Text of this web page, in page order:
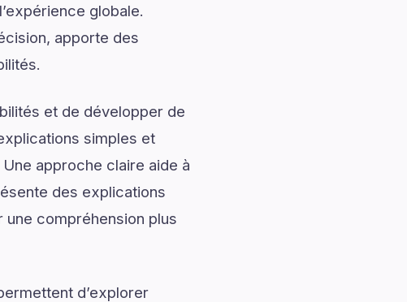
globale.
apporte des
et de développer de
simples et
approche claire aide à
des explications
compréhension plus
d’explorer